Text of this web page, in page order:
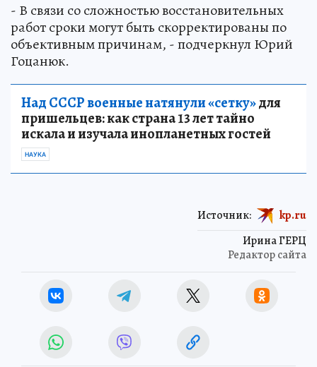
- В связи со сложностью восстановительных
работ сроки могут быть скорректированы по
объективным причинам, - подчеркнул Юрий
Гоцанюк.
Над СССР военные натянули «сетку»для
пришельцев: как страна 13 лет тайно
искала и изучала инопланетных гостей
НАУКА
Ирина ГЕРЦ
Редактор сайта
Источник: kp.ru